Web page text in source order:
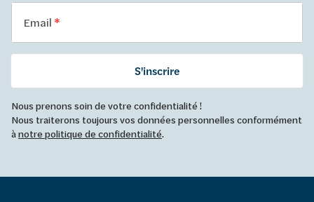
Email
S'inscrire
Nous prenons soin de votre confidentialité !
Nous traiterons toujours vos données personnelles conformément
ànotre politique de confidentialité.